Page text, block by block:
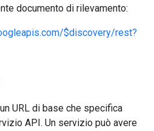
documento di rilevamento:
$discovery/rest?
URL di base che specifica
API. Un servizio può avere